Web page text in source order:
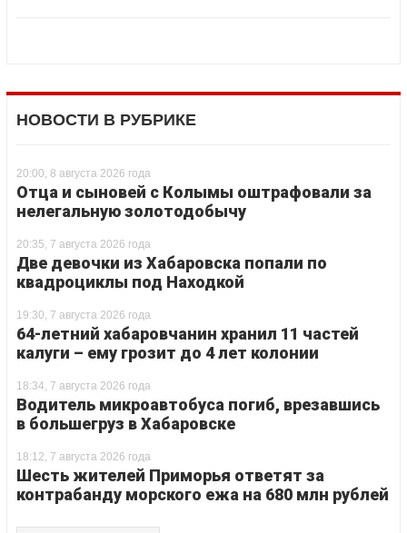
НОВОСТИ В РУБРИКЕ
20:00, 8 августа 2026 года
Отца и сыновей с Колымы оштрафовали за
нелегальную золотодобычу
20:35, 7 августа 2026 года
Две девочки из Хабаровска попали по
квадроциклы под Находкой
19:30, 7 августа 2026 года
64-летний хабаровчанин хранил 11 частей
калуги – ему грозит до 4 лет колонии
18:34, 7 августа 2026 года
Водитель микроавтобуса погиб, врезавшись
в большегруз в Хабаровске
18:12, 7 августа 2026 года
Шесть жителей Приморья ответят за
контрабанду морского ежа на 680 млн рублей